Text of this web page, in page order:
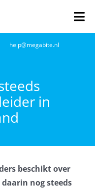
help@megabite.nl
in
beschikt over
nog steeds